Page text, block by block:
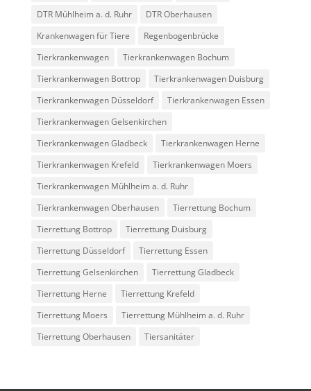
DTR Mühlheim a. d. Ruhr
DTR Oberhausen
Krankenwagen für Tiere
Regenbogenbrücke
Tierkrankenwagen
Tierkrankenwagen Bochum
Tierkrankenwagen Bottrop
Tierkrankenwagen Duisburg
Tierkrankenwagen Düsseldorf
Tierkrankenwagen Essen
Tierkrankenwagen Gelsenkirchen
Tierkrankenwagen Gladbeck
Tierkrankenwagen Herne
Tierkrankenwagen Krefeld
Tierkrankenwagen Moers
Tierkrankenwagen Mühlheim a. d. Ruhr
Tierkrankenwagen Oberhausen
Tierrettung Bochum
Tierrettung Bottrop
Tierrettung Duisburg
Tierrettung Düsseldorf
Tierrettung Essen
Tierrettung Gelsenkirchen
Tierrettung Gladbeck
Tierrettung Herne
Tierrettung Krefeld
Tierrettung Moers
Tierrettung Mühlheim a. d. Ruhr
Tierrettung Oberhausen
Tiersanitäter